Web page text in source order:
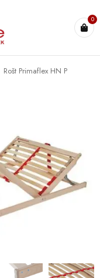
0
Rošt Primaflex HN P